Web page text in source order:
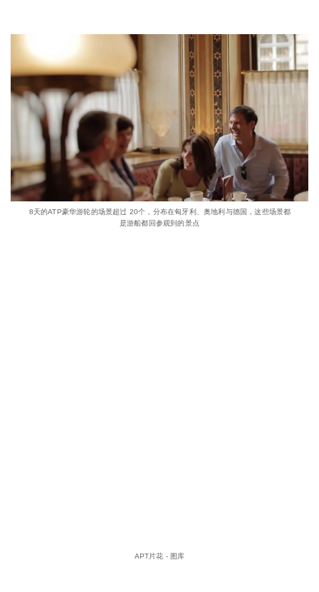
8天的ATP豪华游轮的场景超过 20个，分布在匈牙利、奥地利与德国，这些场景都
是游船都回参观到的景点
APT片花 - 图库